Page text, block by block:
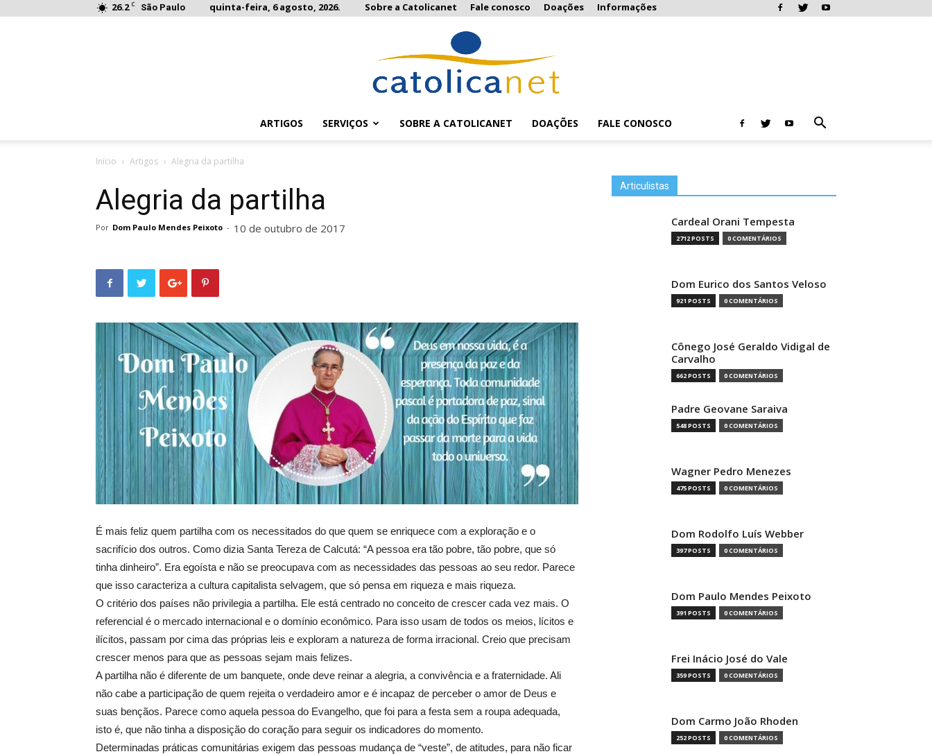
26.2 C São Paulo quinta-feira, 6 agosto, 2026. Sobre a Catolicanet Fale conosco Doações Informações
ARTIGOS SERVIÇOS SOBRE A CATOLICANET DOAÇÕES FALE CONOSCO
Início Artigos Alegria da partilha
Alegria da partilha
Por Dom Paulo Mendes Peixoto - 10 de outubro de 2017
É mais feliz quem partilha com os necessitados do que quem se enriquece com a exploração e o
sacrifício dos outros. Como dizia Santa Tereza de Calcutá: “A pessoa era tão pobre, tão pobre, que só
tinha dinheiro”. Era egoísta e não se preocupava com as necessidades das pessoas ao seu redor. Parece
que isso caracteriza a cultura capitalista selvagem, que só pensa em riqueza e mais riqueza.
O critério dos países não privilegia a partilha. Ele está centrado no conceito de crescer cada vez mais. O
referencial é o mercado internacional e o domínio econômico. Para isso usam de todos os meios, lícitos e
ilícitos, passam por cima das próprias leis e exploram a natureza de forma irracional. Creio que precisam
crescer menos para que as pessoas sejam mais felizes.
A partilha não é diferente de um banquete, onde deve reinar a alegria, a convivência e a fraternidade. Ali
não cabe a participação de quem rejeita o verdadeiro amor e é incapaz de perceber o amor de Deus e
suas bençãos. Parece como aquela pessoa do Evangelho, que foi para a festa sem a roupa adequada,
isto é, que não tinha a disposição do coração para seguir os indicadores do momento.
Determinadas práticas comunitárias exigem das pessoas mudança de “veste”, de atitudes, para não ficar
Articulistas
Cardeal Orani Tempesta
2712 POSTS 0 COMENTÁRIOS
Dom Eurico dos Santos Veloso
921 POSTS 0 COMENTÁRIOS
Cônego José Geraldo Vidigal de
Carvalho
662 POSTS 0 COMENTÁRIOS
Padre Geovane Saraiva
548 POSTS 0 COMENTÁRIOS
Wagner Pedro Menezes
475 POSTS 0 COMENTÁRIOS
Dom Rodolfo Luís Webber
397 POSTS 0 COMENTÁRIOS
Dom Paulo Mendes Peixoto
391 POSTS 0 COMENTÁRIOS
Frei Inácio José do Vale
359 POSTS 0 COMENTÁRIOS
Dom Carmo João Rhoden
252 POSTS 0 COMENTÁRIOS